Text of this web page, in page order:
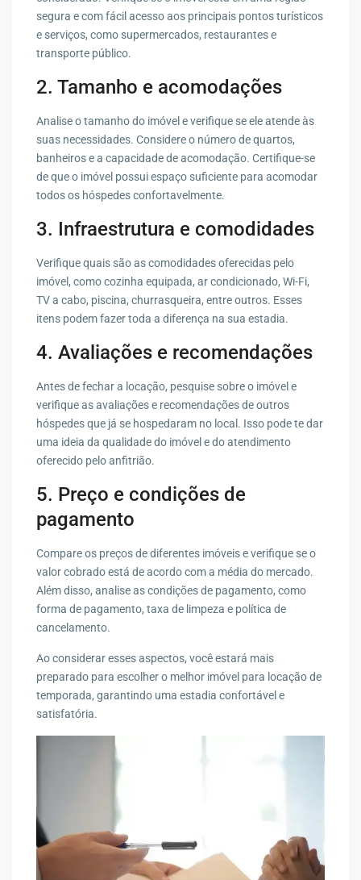
segura e com fácil acesso aos principais pontos turísticos
e serviços, como supermercados, restaurantes e
transporte público.
2. Tamanho e acomodações
Analise o tamanho do imóvel e verifique se ele atende às
suas necessidades. Considere o número de quartos,
banheiros e a capacidade de acomodação. Certifique-se
de que o imóvel possui espaço suficiente para acomodar
todos os hóspedes confortavelmente.
3. Infraestrutura e comodidades
Verifique quais são as comodidades oferecidas pelo
imóvel, como cozinha equipada, ar condicionado, Wi-Fi,
TV a cabo, piscina, churrasqueira, entre outros. Esses
itens podem fazer toda a diferença na sua estadia.
4. Avaliações e recomendações
Antes de fechar a locação, pesquise sobre o imóvel e
verifique as avaliações e recomendações de outros
hóspedes que já se hospedaram no local. Isso pode te dar
uma ideia da qualidade do imóvel e do atendimento
oferecido pelo anfitrião.
5. Preço e condições de
pagamento
Compare os preços de diferentes imóveis e verifique se o
valor cobrado está de acordo com a média do mercado.
Além disso, analise as condições de pagamento, como
forma de pagamento, taxa de limpeza e política de
cancelamento.
Ao considerar esses aspectos, você estará mais
preparado para escolher o melhor imóvel para locação de
temporada, garantindo uma estadia confortável e
satisfatória.